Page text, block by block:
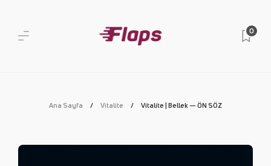
0
Ana Sayfa Vitalite Vitalite | Bellek — ÖN SÖZ